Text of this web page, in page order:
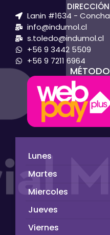
Lanin #1634 -
info@indumol.cl
s.toledo@indumol.cl
+56 9 3442 5509
+56 9 7211 6964
Lunes
Martes
Miercoles
Jueves
Viernes